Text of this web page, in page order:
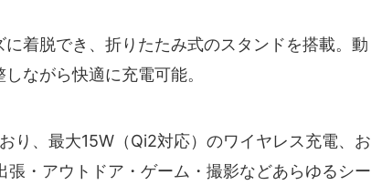
着脱でき、折りたたみ式のスタンドを搭載。動
ながら快適に充電可能。
り、最大15W（Qi2対応）のワイヤレス充電、お
・アウトドア・ゲーム・撮影などあらゆるシー